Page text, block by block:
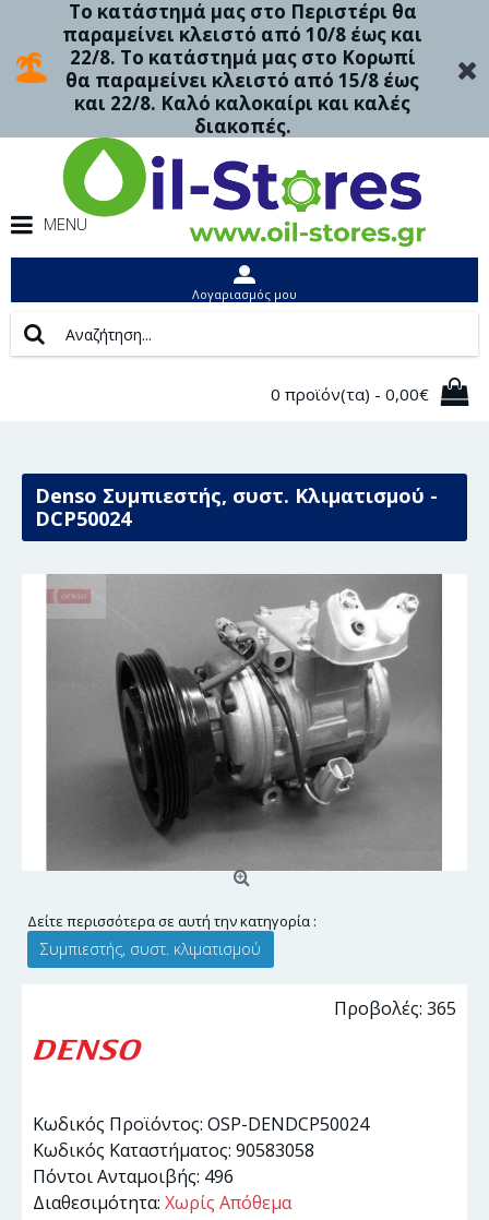
Το κατάστημά μας στο Περιστέρι θα
παραμείνει κλειστό από 10/8 έως και
22/8. Το κατάστημά μας στο Κορωπί
θα παραμείνει κλειστό από 15/8 έως
και 22/8. Καλό καλοκαίρι και καλές
διακοπές.
MENU
Λογαριασμός μου
0 προϊόν(τα) - 0,00€
Denso Συμπιεστής, συστ. Κλιματισμού -
DCP50024
Δείτε περισσότερα σε αυτή την κατηγορία :
Συμπιεστής, συστ. κλιματισμού
Προβολές: 365
Κωδικός Προϊόντος: OSP-DENDCP50024
Κωδικός Καταστήματος: 90583058
Πόντοι Ανταμοιβής: 496
Διαθεσιμότητα: Χωρίς Απόθεμα